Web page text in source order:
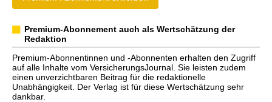
Premium-Abonnement auch als Wertschätzung der
Redaktion
Premium-Abonnentinnen und -Abonnenten erhalten den Zugriff
auf alle Inhalte vom VersicherungsJournal. Sie leisten zudem
einen unverzichtbaren Beitrag für die redaktionelle
Unabhängigkeit. Der Verlag ist für diese Wertschätzung sehr
dankbar.